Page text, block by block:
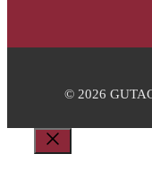
© 2026
Schließen